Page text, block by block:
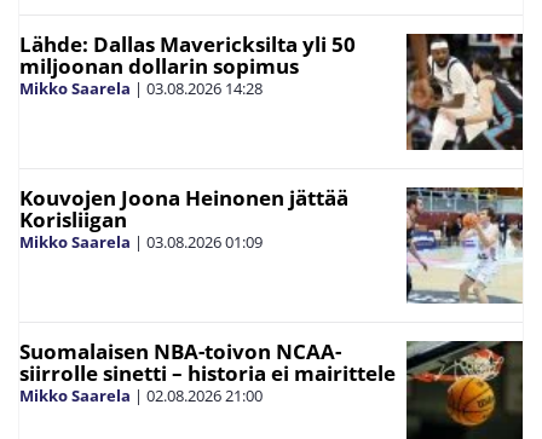
Lähde: Dallas Mavericksilta yli 50
miljoonan dollarin sopimus
Mikko Saarela | 03.08.2026 14:28
Kouvojen Joona Heinonen jättää
Korisliigan
Mikko Saarela | 03.08.202601:09
Suomalaisen NBA-toivon NCAA-
siirrolle sinetti – historia ei mairittele
Mikko Saarela | 02.08.202621:00